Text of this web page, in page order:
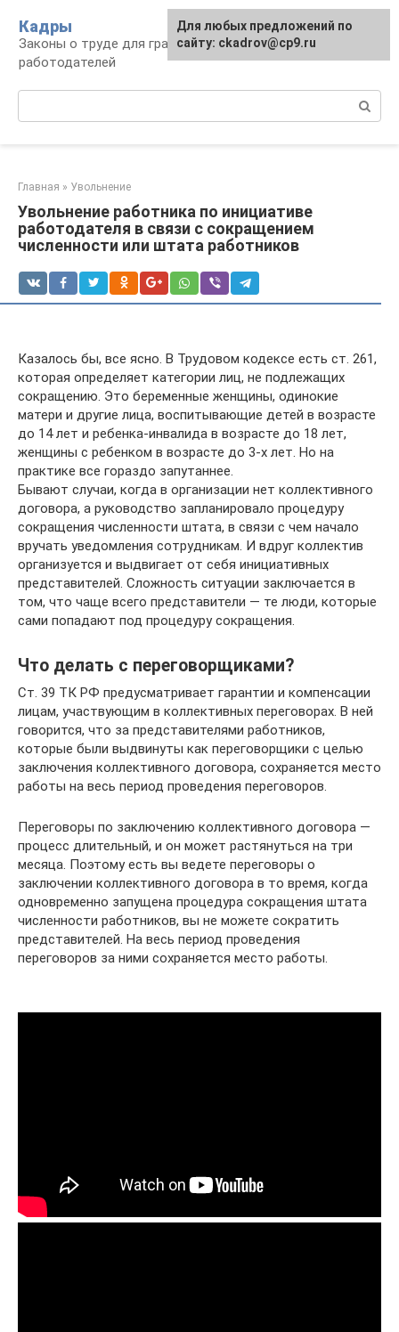
контенту
Кадры
Законы о труде для граждан и
работодателей
Главная » Увольнение
Увольнение работника по инициативе
работодателя в связи с сокращением
численности или штата работников
Казалось бы, все ясно. В Трудовом кодексе есть ст. 261,
которая определяет категории лиц, не подлежащих
сокращению. Это беременные женщины, одинокие
матери и другие лица, воспитывающие детей в возрасте
до 14 лет и ребенка-инвалида в возрасте до 18 лет,
женщины с ребенком в возрасте до 3-х лет. Но на
практике все гораздо запутаннее.
Бывают случаи, когда в организации нет коллективного
договора, а руководство запланировало процедуру
сокращения численности штата, в связи с чем начало
вручать уведомления сотрудникам. И вдруг коллектив
организуется и выдвигает от себя инициативных
представителей. Сложность ситуации заключается в
том, что чаще всего представители — те люди, которые
сами попадают под процедуру сокращения.
Что делать с переговорщиками?
Ст. 39 ТК РФ предусматривает гарантии и компенсации
лицам, участвующим в коллективных переговорах. В ней
говорится, что за представителями работников,
которые были выдвинуты как переговорщики с целью
заключения коллективного договора, сохраняется место
работы на весь период проведения переговоров.
Переговоры по заключению коллективного договора —
процесс длительный, и он может растянуться на три
месяца. Поэтому есть вы ведете переговоры о
заключении коллективного договора в то время, когда
одновременно запущена процедура сокращения штата
численности работников, вы не можете сократить
представителей. На весь период проведения
переговоров за ними сохраняется место работы.
Для любых предложений по
сайту: ckadrov@cp9.ru